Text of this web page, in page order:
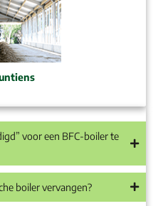
voor een BFC-boiler te
boiler vervangen?